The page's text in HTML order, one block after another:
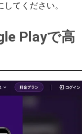
てください。
Playで高